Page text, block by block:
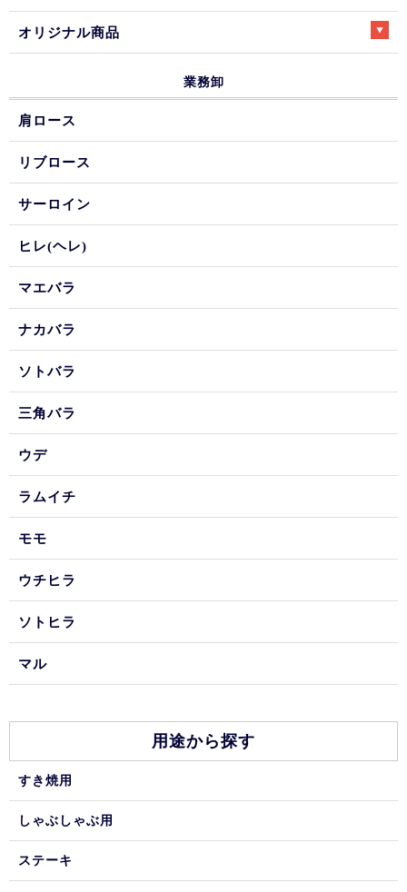
オリジナル商品
業務卸
肩ロース
リブロース
サーロイン
ヒレ(ヘレ)
マエバラ
ナカバラ
ソトバラ
三角バラ
ウデ
ラムイチ
モモ
ウチヒラ
ソトヒラ
マル
用途から探す
すき焼用
しゃぶしゃぶ用
ステーキ